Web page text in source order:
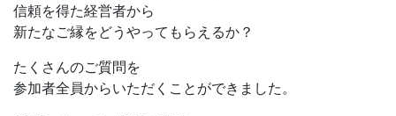
信頼を得た経営者から
新たなご縁をどうやってもらえるか？
たくさんのご質問を
参加者全員からいただくことができました。